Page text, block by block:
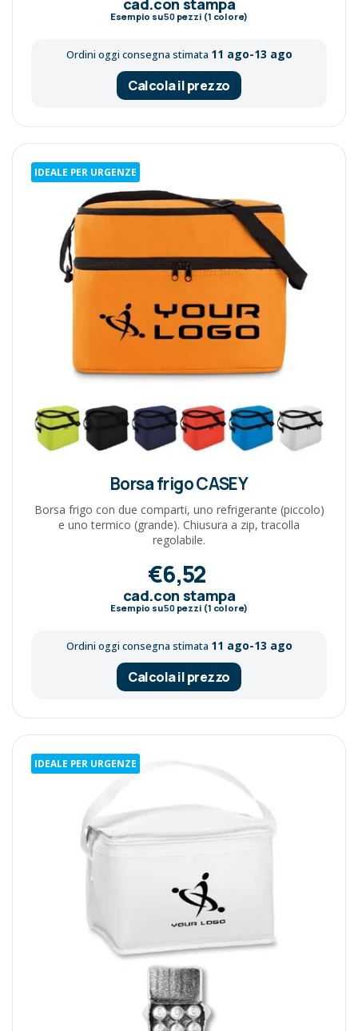
Esempio su50pezzi (1 colore)
Ordini oggi consegna stimata 11 ago-13 ago
Calcola il prezzo
IDEALE PER URGENZE
Borsa frigo CASEY
Borsa frigo con due comparti, uno refrigerante (piccolo)
e uno termico (grande). Chiusura a zip, tracolla
regolabile.
€6,52
cad.con stampa
Esempio su50pezzi (1 colore)
Ordini oggi consegna stimata 11 ago-13 ago
Calcola il prezzo
IDEALE PER URGENZE